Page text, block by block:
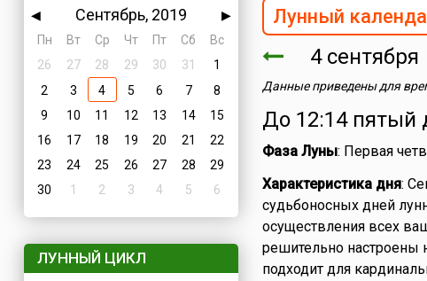
◀ Сентябрь, 2019
▶
Пн
Вт Ср Чт Пт Сб
Вс
26
27 28 29 30 31
1
2
3 4 5 6 7
8
9
10 11 12 13 14
15
16
17 18 19 20 21
22
23
24 25 26 27 28
29
30
1 2 3 4 5 6
ЛУННЫЙ ЦИКЛ
Лунный
4 сентября
Данные приведены для
До 12:14 пятый
Фаза Луны: Первая
Характеристика дня:
судьбоносных дней
осуществления всех
решительно настроены
подходит для